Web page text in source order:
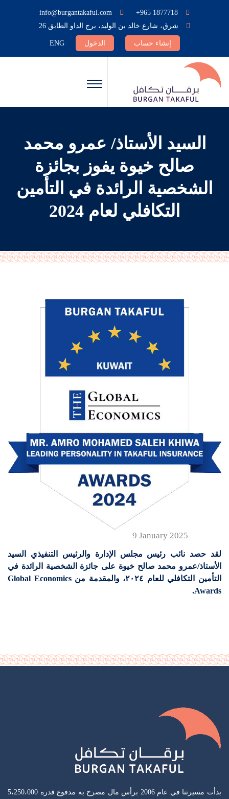
+965 1877718
info@burgantakaful.com
شرق، شارع خالد بن الوليد، برج الداو الطابق 26
إنشاء حساب الدخول ENG
السيد الأستاذ/ عمرو محمد
صالح خيوة يفوز بجائزة
الشخصية الرائدة في التأمين
التكافلي لعام 2024
9 January 2025
لقد حصد نائب رئيس مجلس الإدارة والرئيس التنفيذي السيد
الأستاذ/عمرو محمد صالح خيوة على جائزة الشخصية الرائدة في
التأمين التكافلي للعام ٢٠٢٤، والمقدمة من Global Economics
Awards.
بدأت مسيرتنا في عام 2006 برأس مال مصرح به مدفوع قدره 5،250،000